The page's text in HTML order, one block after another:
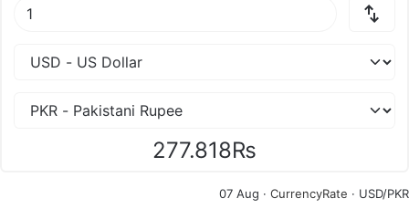
277.818₨
07 Aug · CurrencyRate · USD/PKR